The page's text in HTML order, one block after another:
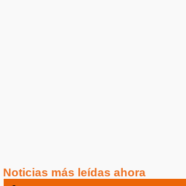
Noticias más leídas ahora